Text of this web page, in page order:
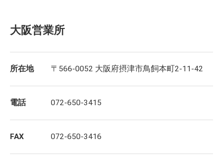
大阪営業所
所在地 〒566-0052 大阪府摂津市鳥飼本町2-11-42
電話 072-650-3415
FAX 072-650-3416